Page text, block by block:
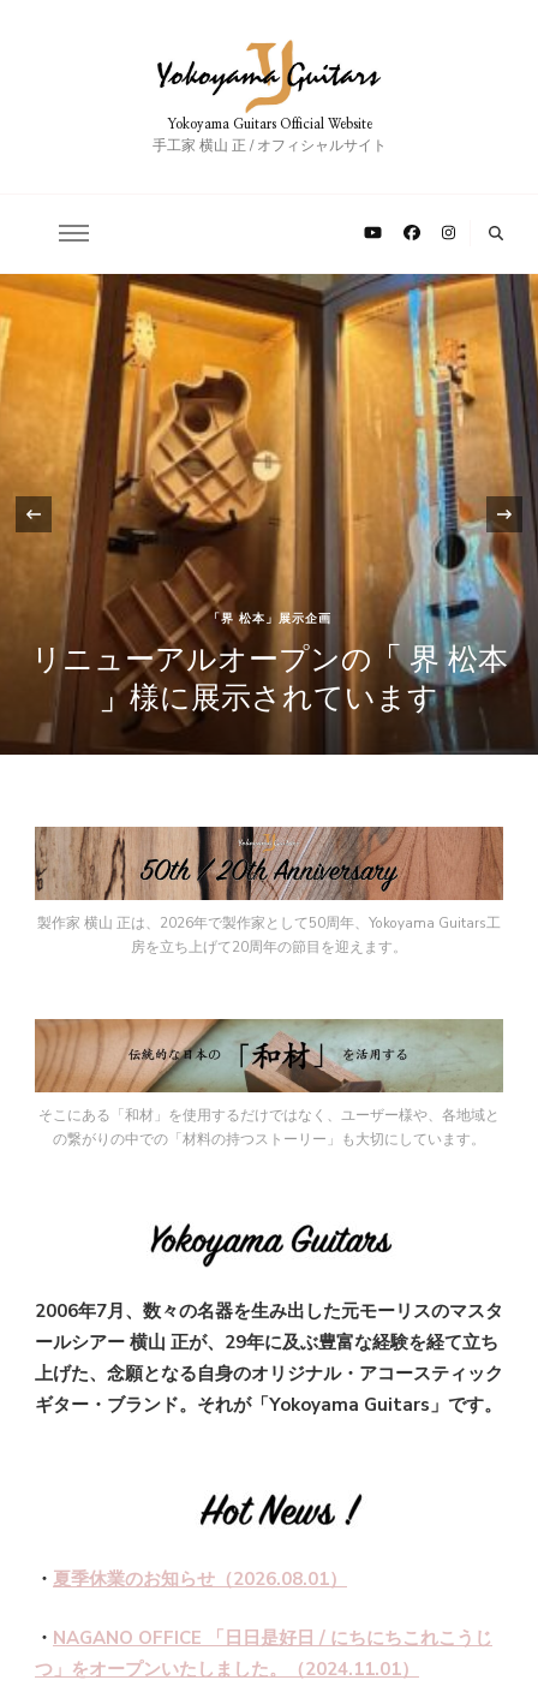
Yokoyama Guitars Official Website
手工家 横山 正 / オフィシャルサイト
筑北村内活動 蔵出し市
「2026 蔵出し市」リポート！【後
編】
製作家 横山 正は、2026年で製作家として50周年、Yokoyama Guitars工
房を立ち上げて20周年の節目を迎えます。
そこにある「和材」を使用するだけではなく、ユーザー様や、各地域と
の繋がりの中での「材料の持つストーリー」も大切にしています。
2006年7月、数々の名器を生み出した元モーリスのマスタ
ールシアー 横山 正が、29年に及ぶ豊富な経験を経て立ち
上げた、念願となる自身のオリジナル・アコースティック
ギター・ブランド。 それが「Yokoyama Guitars」です。
・ 夏季休業のお知らせ（2026.08.01）
・ NAGANO OFFICE 「日日是好日 / にちにちこれこうじ
つ」をオープンいたしました。（2024.11.01）